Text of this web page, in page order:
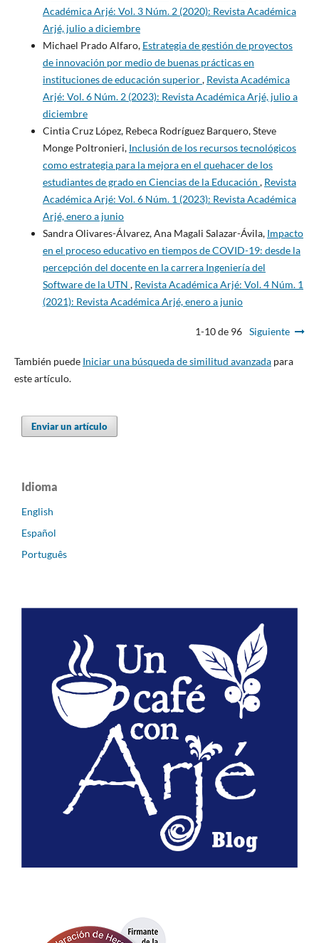
Académica Arjé: Vol. 3 Núm. 2 (2020): Revista Académica
Arjé, julio a diciembre
Michael Prado Alfaro, Estrategia de gestión de proyectos
de innovación por medio de buenas prácticas en
instituciones de educación superior, Revista Académica
Arjé: Vol. 6 Núm. 2 (2023): Revista Académica Arjé, julio a
diciembre
Cintia Cruz López, Rebeca Rodríguez Barquero, Steve
Monge Poltronieri, Inclusión de los recursos tecnológicos
como estrategia para la mejora en el quehacer de los
estudiantes de grado en Ciencias de la Educación , Revista
Académica Arjé: Vol. 6 Núm. 1 (2023): Revista Académica
Arjé, enero a junio
Sandra Olivares-Álvarez, Ana Magali Salazar-Ávila, Impacto
en el proceso educativo en tiempos de COVID-19: desde la
percepción del docente en la carrera Ingeniería del
Software de la UTN , Revista Académica Arjé: Vol. 4 Núm. 1
(2021): Revista Académica Arjé, enero a junio
1-10 de 96 Siguiente
También puede Iniciar una búsqueda de similitud avanzadapara
este artículo.
Enviar un artículo
Idioma
English
Español
Português